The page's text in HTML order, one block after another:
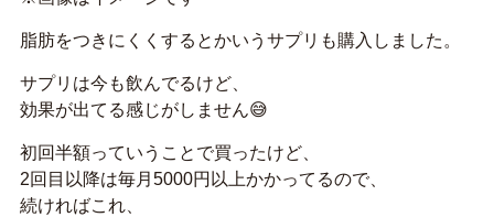
脂肪をつきにくくするとかいうサプリも購入しました。
サプリは今も飲んでるけど、
効果が出てる感じがしません😅
初回半額っていうことで買ったけど、
2回目以降は毎月5000円以上かかってるので、
続ければこれ、